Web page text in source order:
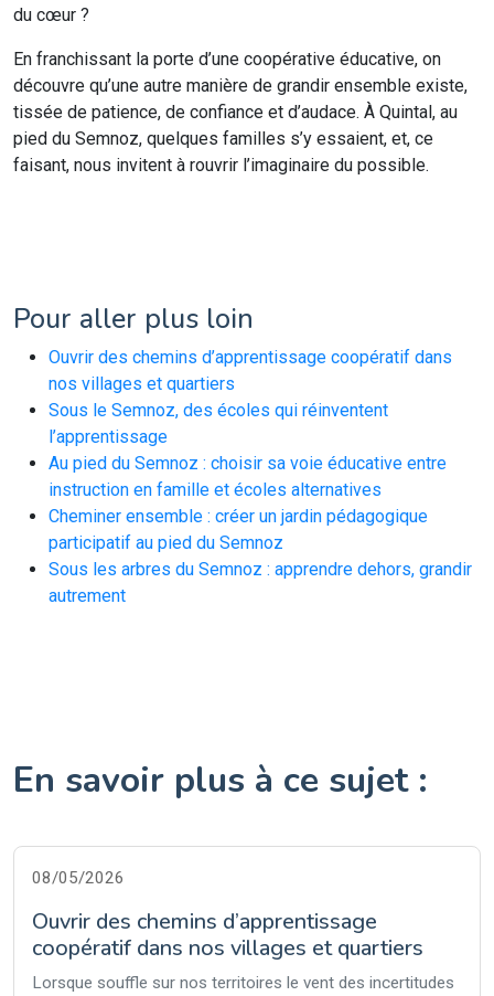
du cœur ?
En franchissant la porte d’une coopérative éducative, on
découvre qu’une autre manière de grandir ensemble existe,
tissée de patience, de confiance et d’audace. À Quintal, au
pied du Semnoz, quelques familles s’y essaient, et, ce
faisant, nous invitent à rouvrir l’imaginaire du possible.
Pour aller plus loin
Ouvrir des chemins d’apprentissage coopératif dans
nos villages et quartiers
Sous le Semnoz, des écoles qui réinventent
l’apprentissage
Au pied du Semnoz : choisir sa voie éducative entre
instruction en famille et écoles alternatives
Cheminer ensemble : créer un jardin pédagogique
participatif au pied du Semnoz
Sous les arbres du Semnoz : apprendre dehors, grandir
autrement
En savoir plus à ce sujet :
08/05/2026
Ouvrir des chemins d’apprentissage
coopératif dans nos villages et quartiers
Lorsque souffle sur nos territoires le vent des incertitudes